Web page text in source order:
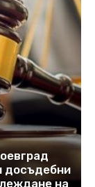
досъдебни
на